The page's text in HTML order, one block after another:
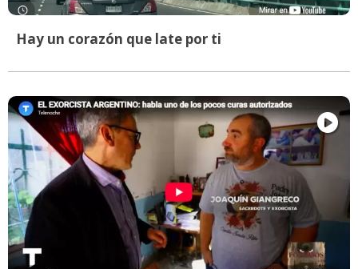
Hay un corazón que late por ti